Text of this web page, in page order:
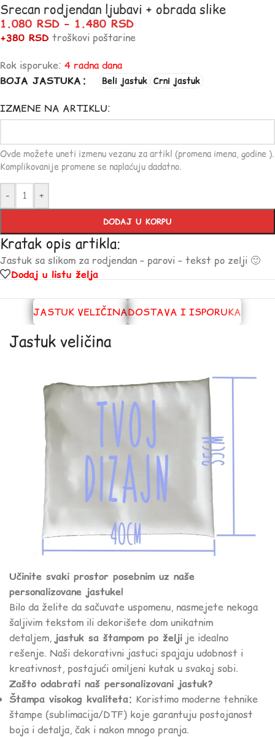
Srecan rodjendan ljubavi + obrada slike
1.080 RSD – 1.480 RSD
+380 RSD troškovi poštarine
Rok isporuke: 4 radna dana
BOJA JASTUKA
Beli jastuk Crni jastuk
IZMENE NA ARTIKLU:
Ovde možete uneti izmenu vezanu za artikl (promena imena, godine ).
Komplikovanije promene se naplaćuju dadatno.
- +
DODAJ U KORPU
Kratak opis artikla:
Jastuk sa slikom za rodjendan – parovi – tekst po zelji 🙂
Dodaj u listu želja
JASTUK VELIČINADOSTAVA I ISPORUKA
Jastuk veličina
Učinite svaki prostor posebnim uz naše
personalizovane jastuke!
Bilo da želite da sačuvate uspomenu, nasmejete nekoga
šaljivim tekstom ili dekorišete dom unikatnim
detaljem, jastuk sa štampom po želji je idealno
rešenje. Naši dekorativni jastuci spajaju udobnost i
kreativnost, postajući omiljeni kutak u svakoj sobi.
Zašto odabrati naš personalizovani jastuk?
Štampa visokog kvaliteta: Koristimo moderne tehnike
štampe (sublimacija/DTF) koje garantuju postojanost
boja i detalja, čak i nakon mnogo pranja.